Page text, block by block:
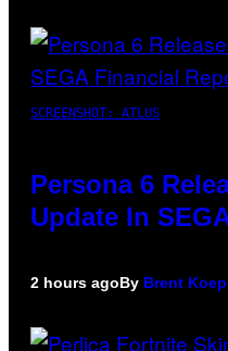
SCREENSHOT: ATLUS
Persona 6
Update In
2 hours agoBy Brent